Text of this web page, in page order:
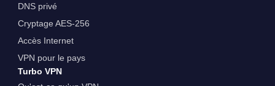
DNS privé
Cryptage AES-256
Accès Internet
VPN pour le pays
Turbo VPN